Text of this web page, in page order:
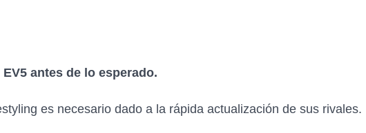
antes de lo esperado.
es necesario dado a la rápida actualización de sus rivales.